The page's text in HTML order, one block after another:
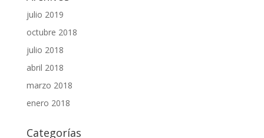
julio 2019
octubre 2018
julio 2018
abril 2018
marzo 2018
enero 2018
Categorías